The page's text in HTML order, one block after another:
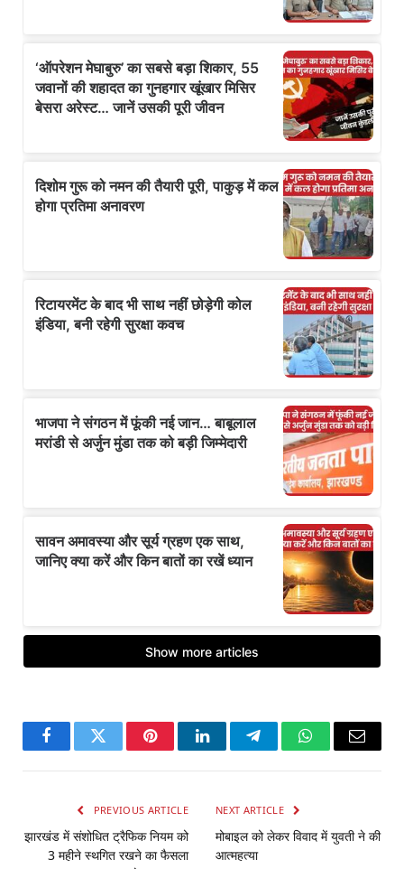
FacebookTwitter PinterestLinkedInTelegramWhatsApp
Email
PREVIOUS ARTICLE
झारखंड में संशोधित ट्रैफिक नियम को
3 महीने स्थगित रखने का फैसला
NEXT ARTICLE
मोबाइल को लेकर विवाद में युवती ने की
आत्महत्या